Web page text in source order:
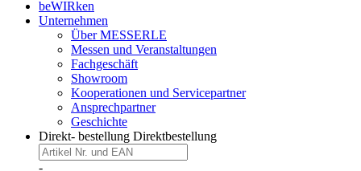
beWIRken
Unternehmen
Über MESSERLE
Messen und Veranstaltungen
Fachgeschäft
Showroom
Kooperationen und Servicepartner
Ansprechpartner
Geschichte
Direkt- bestellung Direktbestellung
-